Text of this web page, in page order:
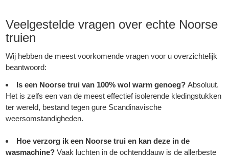
Veelgestelde vragen over echte Noorse
truien
Wij hebben de meest voorkomende vragen voor u overzichtelijk
beantwoord:
Is een Noorse trui van 100% wol warm genoeg? Absoluut.
Het is zelfs een van de meest effectief isolerende kledingstukken
ter wereld, bestand tegen gure Scandinavische
weersomstandigheden.
Hoe verzorg ik een Noorse trui en kan deze in de
wasmachine? Vaak luchten in de ochtenddauw is de allerbeste